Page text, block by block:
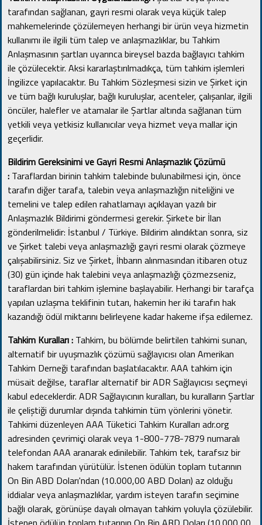
tarafından sağlanan, gayri resmi olarak veya küçük talep
mahkemelerinde çözülemeyen herhangi bir ürün veya hizmetin
kullanımı ile ilgili tüm talep ve anlaşmazlıklar, bu Tahkim
Anlaşmasının şartları uyarınca bireysel bazda bağlayıcı tahkim
ile çözülecektir. Aksi kararlaştırılmadıkça, tüm tahkim işlemleri
İngilizce yapılacaktır. Bu Tahkim Sözleşmesi sizin ve Şirket için
ve tüm bağlı kuruluşlar, bağlı kuruluşlar, acenteler, çalışanlar, ilgili
öncüler, halefler ve atamalar ile Şartlar altında sağlanan tüm
yetkili veya yetkisiz kullanıcılar veya hizmet veya mallar için
geçerlidir.
Bildirim Gereksinimi ve Gayri Resmi Anlaşmazlık Çözümü
: Taraflardan birinin tahkim talebinde bulunabilmesi için, önce
tarafın diğer tarafa, talebin veya anlaşmazlığın niteliğini ve
temelini ve talep edilen rahatlamayı açıklayan yazılı bir
Anlaşmazlık Bildirimi göndermesi gerekir. Şirkete bir İlan
gönderilmelidir: İstanbul / Türkiye. Bildirim alındıktan sonra, siz
ve Şirket talebi veya anlaşmazlığı gayri resmi olarak çözmeye
çalışabilirsiniz. Siz ve Şirket, İhbarın alınmasından itibaren otuz
(30) gün içinde hak talebini veya anlaşmazlığı çözmezseniz,
taraflardan biri tahkim işlemine başlayabilir. Herhangi bir tarafça
yapılan uzlaşma teklifinin tutarı, hakemin her iki tarafın hak
kazandığı ödül miktarını belirleyene kadar hakeme ifşa edilemez.
Tahkim Kuralları : Tahkim, bu bölümde belirtilen tahkimi sunan,
alternatif bir uyuşmazlık çözümü sağlayıcısı olan Amerikan
Tahkim Derneği tarafından başlatılacaktır. AAA tahkim için
müsait değilse, taraflar alternatif bir ADR Sağlayıcısı seçmeyi
kabul edeceklerdir. ADR Sağlayıcının kuralları, bu kuralların Şartlar
ile çeliştiği durumlar dışında tahkimin tüm yönlerini yönetir.
Tahkimi düzenleyen AAA Tüketici Tahkim Kuralları adr.org
adresinden çevrimiçi olarak veya 1-800-778-7879 numaralı
telefondan AAA aranarak edinilebilir. Tahkim tek, tarafsız bir
hakem tarafından yürütülür. İstenen ödülün toplam tutarının
On Bin ABD Doları'ndan (10.000,00 ABD Doları) az olduğu
iddialar veya anlaşmazlıklar, yardım isteyen tarafın seçimine
bağlı olarak, görünüşe dayalı olmayan tahkim yoluyla çözülebilir.